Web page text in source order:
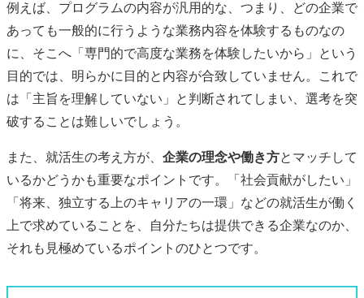
例えば、プログラムの内容が汎用的な、つまり、どの企業で
あっても一般的に行うような業務内容を体験するものなの
に、そこへ「専門的で高度な業務を体験したいから」という
目的では、明らかに目的と内容が合致していません。これで
は「主旨を理解していない」と判断されてしまい、選考を突
破することは難しいでしょう。
また、就活生の考え方が、 企業の理念や働き方とマッチして
いるかどうかも重要なポイントです。「社会貢献がしたい」
「将来、独立する上のキャリアの一環」などの就活生が働く
上で求めていることを、自分たちは提供できる企業なのか、
それも見極めているポイントのひとつです。